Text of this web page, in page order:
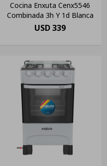
Cocina Enxuta Cenx5546
Combinada 3h Y 1d Blanca
USD339